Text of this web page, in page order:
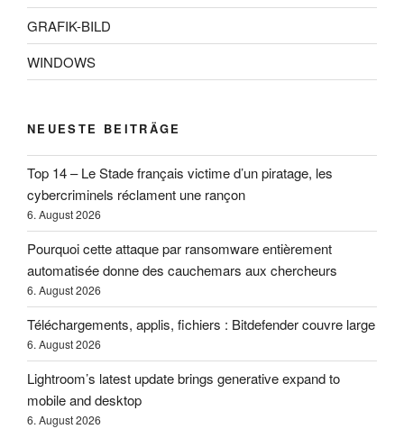
GRAFIK-BILD
WINDOWS
NEUESTE BEITRÄGE
Top 14 – Le Stade français victime d’un piratage, les
cybercriminels réclament une rançon
6. August 2026
Pourquoi cette attaque par ransomware entièrement
automatisée donne des cauchemars aux chercheurs
6. August 2026
Téléchargements, applis, fichiers : Bitdefender couvre large
6. August 2026
Lightroom’s latest update brings generative expand to
mobile and desktop
6. August 2026